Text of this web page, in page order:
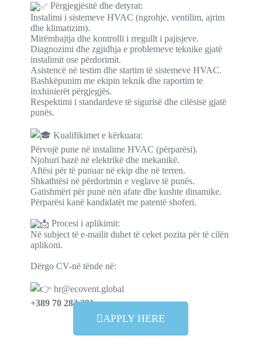
Përgjegjësitë dhe detyrat:
Instalimi i sistemeve HVAC (ngrohje, ventilim, ajrim
dhe klimatizim).
Mirëmbajtja dhe kontrolli i rregullt i pajisjeve.
Diagnozimi dhe zgjidhja e problemeve teknike gjatë
instalimit ose përdorimit.
Asistencë në testim dhe startim të sistemeve HVAC.
Bashkëpunim me ekipin teknik dhe raportim te
inxhinierët përgjegjës.
Respektimi i standardeve të sigurisë dhe cilësisë gjatë
punës.
Kualifikimet e kërkuara:
Përvojë pune në instalime HVAC (përparësi).
Njohuri bazë në elektrikë dhe mekanikë.
Aftësi për të punuar në ekip dhe në terren.
Shkathtësi në përdorimin e veglave të punës.
Gatishmëri për punë nën afate dhe kushte dinamike.
Përparësi kanë kandidatët me patentë shoferi.
Procesi i aplikimit:
Në subject të e-mailit duhet të ceket pozita për të cilën
aplikoni.
Dërgo CV-në tënde në:
hr@ecovent.global
+389 70 282 291
APPLY HERE